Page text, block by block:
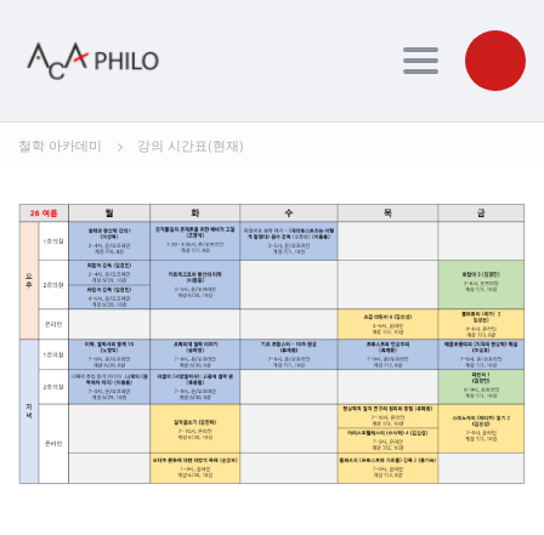
Toggle
철학 아카데미 > 강의 시간표(현재)